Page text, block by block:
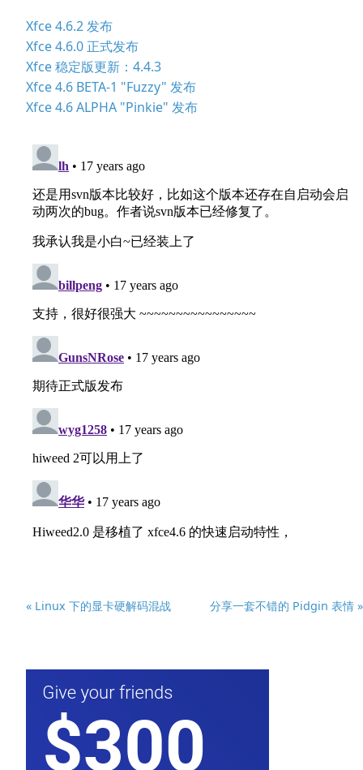
Xfce 4.6.2 发布
Xfce 4.6.0 正式发布
Xfce 稳定版更新：4.4.3
Xfce 4.6 BETA-1 "Fuzzy" 发布
Xfce 4.6 ALPHA "Pinkie" 发布
« Linux 下的显卡硬解码混战 分享一套不错的 Pidgin 表情 »